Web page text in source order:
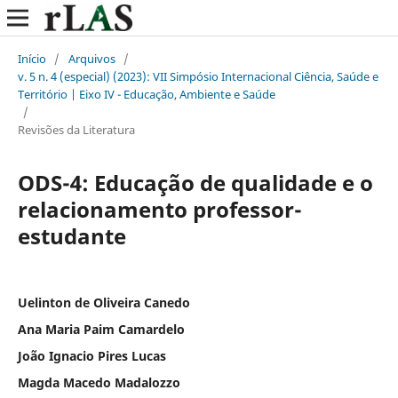
Início / Arquivos /
v. 5 n. 4 (especial) (2023): VII Simpósio Internacional Ciência, Saúde e
Território | Eixo IV - Educação, Ambiente e Saúde
/
Revisões da Literatura
ODS-4: Educação de qualidade e o
relacionamento professor-
estudante
Uelinton de Oliveira Canedo
Ana Maria Paim Camardelo
João Ignacio Pires Lucas
Magda Macedo Madalozzo